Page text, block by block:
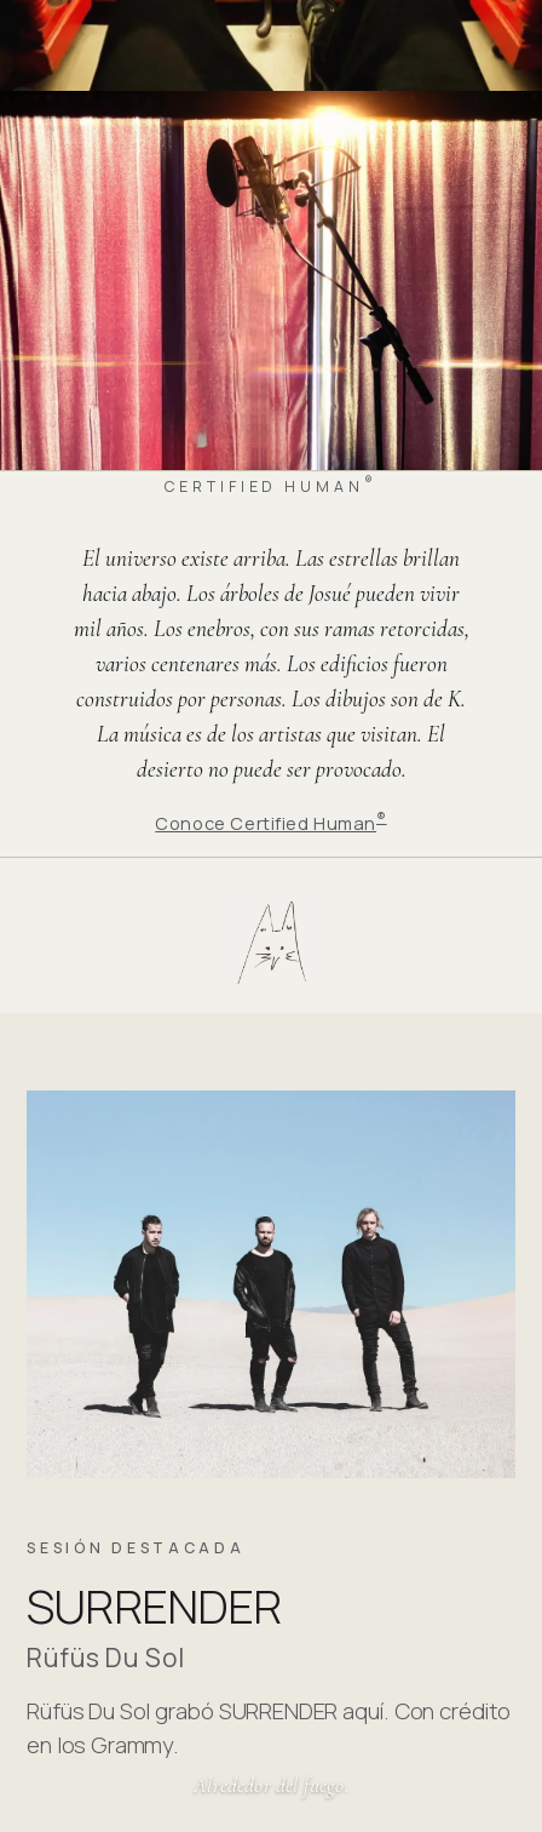
Alrededor del fuego.
CERTIFIED HUMAN ®
El universo existe arriba. Las estrellas brillan
hacia abajo. Los árboles de Josué pueden vivir
mil años. Los enebros, con sus ramas retorcidas,
varios centenares más. Los edificios fueron
construidos por personas. Los dibujos son de K.
La música es de los artistas que visitan. El
desierto no puede ser provocado.
Conoce Certified Human®
SESIÓN DESTACADA
SURRENDER
Rüfüs Du Sol
Rüfüs Du Sol grabó SURRENDER aquí. Con crédito
en los Grammy.